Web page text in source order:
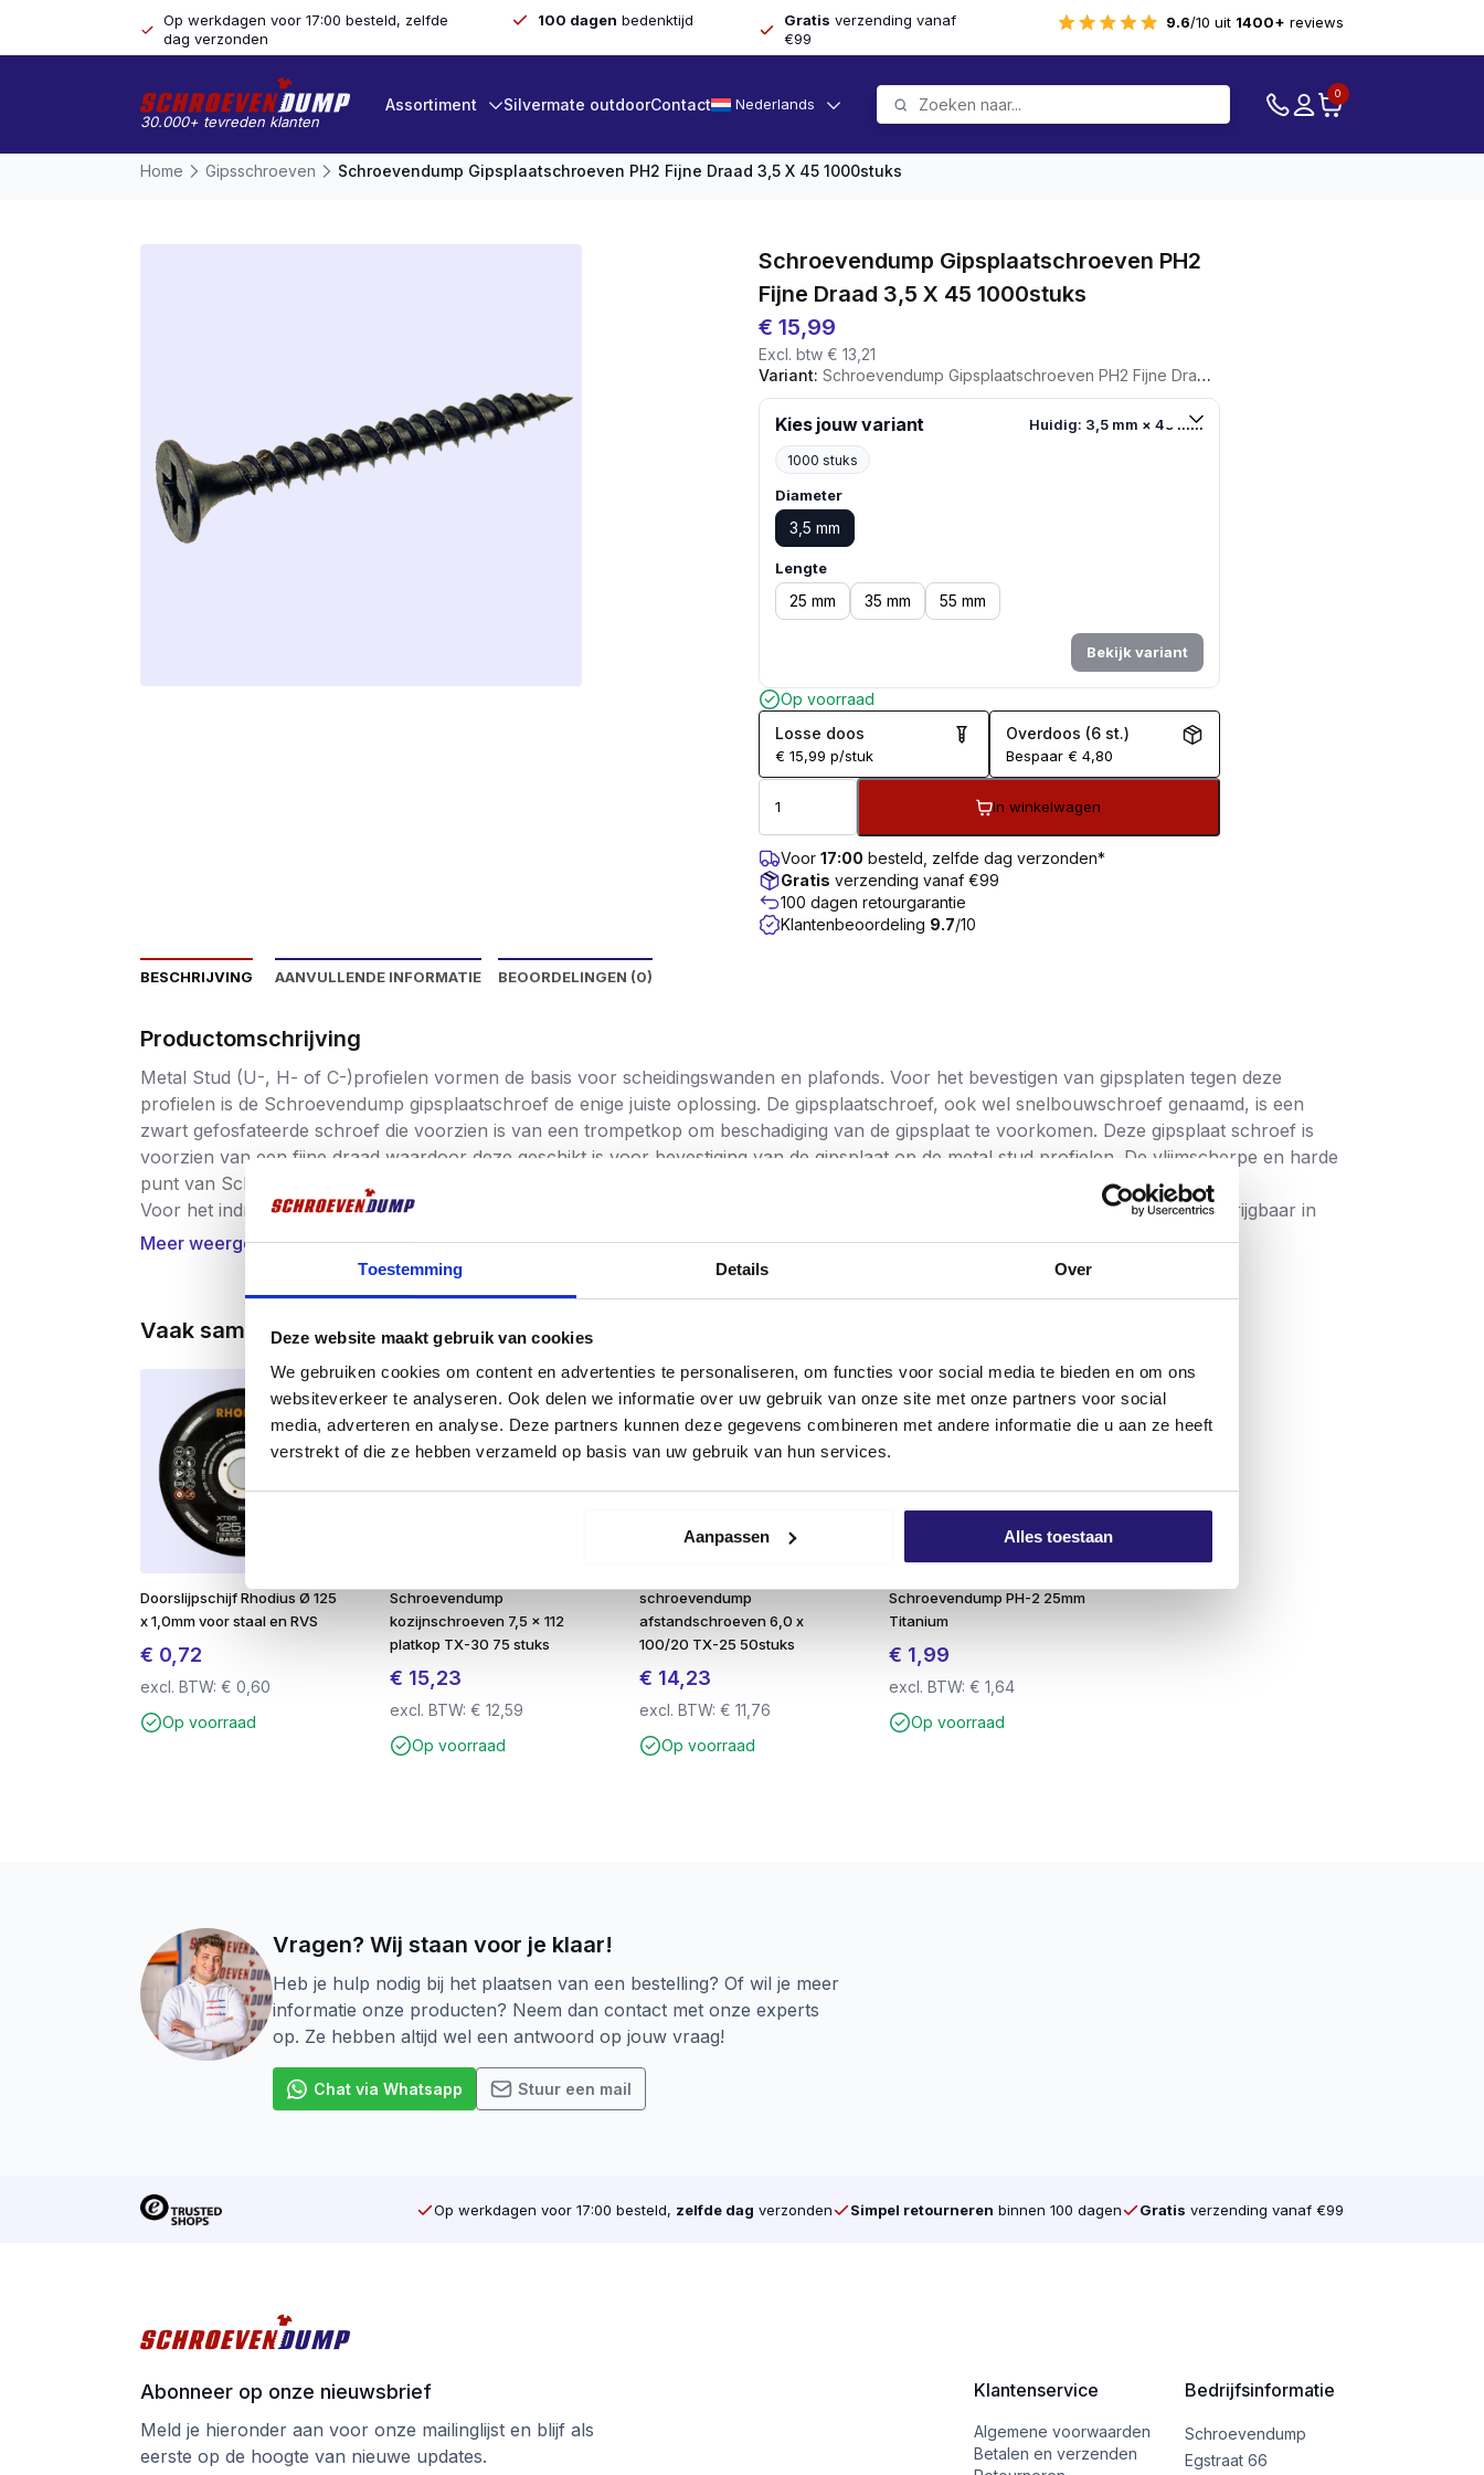
Toestemming Details Over
Deze website maakt gebruik van cookies
We gebruiken cookies om content en advertenties te personaliseren, om functies voor social media te bieden en om ons
websiteverkeer te analyseren. Ook delen we informatie over uw gebruik van onze site met onze partners voor social
media, adverteren en analyse. Deze partners kunnen deze gegevens combineren met andere informatie die u aan ze heeft
verstrekt of die ze hebben verzameld op basis van uw gebruik van hun services.
Aanpassen Alles toestaan
Op werkdagen voor 17:00 besteld, zelfde
dag verzonden
100 dagen bedenktijd Gratis verzending vanaf
€99
9.6/10 uit 1400+ reviews
30.000+ tevreden klanten
Assortiment Silvermate outdoorContact Nederlands
0
Home Gipsschroeven Schroevendump Gipsplaatschroeven PH2 Fijne Draad 3,5 X 45 1000stuks
Schroevendump Gipsplaatschroeven PH2
Fijne Draad 3,5 X 45 1000stuks
€ 15,99
Excl. btw € 13,21
Variant: Schroevendump Gipsplaatschroeven PH2 Fijne Draad 3,5 X 45 1000stuks
Kies jouw variant Huidig: 3,5 mm × 45 mm
1000 stuks
Diameter
3,5 mm
Lengte
25 mm 35 mm 55 mm
Bekijk variant
Op voorraad
Losse doos
€ 15,99 p/stuk
Overdoos (6 st.)
Bespaar € 4,80
In winkelwagen
Voor 17:00 besteld, zelfde dag verzonden*
Gratis verzending vanaf €99
100 dagen retourgarantie
Klantenbeoordeling 9.7/10
BESCHRIJVING AANVULLENDE INFORMATIE BEOORDELINGEN (0)
Productomschrijving
Metal Stud (U-, H- of C-)profielen vormen de basis voor scheidingswanden en plafonds. Voor het bevestigen van gipsplaten tegen deze
profielen is de Schroevendump gipsplaatschroef de enige juiste oplossing. De gipsplaatschroef, ook wel snelbouwschroef genaamd, is een
zwart gefosfateerde schroef die voorzien is van een trompetkop om beschadiging van de gipsplaat te voorkomen. Deze gipsplaat schroef is
voorzien van een fijne draad waardoor deze geschikt is voor bevestiging van de gipsplaat op de metal stud profielen. De vlijmscherpe en harde
punt van Schroevendump gipsschroeven prikt moeiteloos door het dunne metalen profiel, tot een dikte van 0.8 mm.
Voor het indraaien van deze schroeven wordt een Phillips bit nr. 2 (PH-2) gebruikt. Schroevendump snelbouwschroeven zijn verkrijgbaar in
zwart gefosfateerde uitvoering. De gefosfateerde schroef kan uitstekend worden afgewerkt met een wandafwerking product zoals stuc of
latex muurverf, en is corrosiebestendig.
Het assortiment Schroevendump snelbouwschroeven is zeer uitgebreid. Zo is de schroef te koop in lengtes tot wel 55 mm lang.
Montage van gipsplaten op metal stud
Voor binnen gebruik
Meer weergeven
Vaak samen gekocht
Doorslijpschijf Rhodius Ø 125
x 1,0mm voor staal en RVS
€ 0,72
excl. BTW: € 0,60
Op voorraad
Schroevendump
kozijnschroeven 7,5 x 112
platkop TX-30 75 stuks
€ 15,23
excl. BTW:€ 12,59
Op voorraad
schroevendump
afstandschroeven 6,0 x
100/20 TX-25 50stuks
€ 14,23
excl. BTW:€ 11,76
Op voorraad
Schroevendump PH-2 25mm
Titanium
€ 1,99
excl. BTW:€ 1,64
Op voorraad
Vragen? Wij staan voor je klaar!
Heb je hulp nodig bij het plaatsen van een bestelling? Of wil je meer
informatie onze producten? Neem dan contact met onze experts
op. Ze hebben altijd wel een antwoord op jouw vraag!
Chat via Whatsapp Stuur een mail
Op werkdagen voor 17:00 besteld, zelfde dag verzonden Simpel retourneren binnen 100 dagen Gratis verzending vanaf €99
Abonneer op onze nieuwsbrief
Meld je hieronder aan voor onze mailinglijst en blijf als
eerste op de hoogte van nieuwe updates.
Klantenservice
Algemene voorwaarden
Betalen en verzenden
Bedrijfsinformatie
Schroevendump
Egstraat 66